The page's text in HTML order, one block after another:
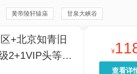
黄帝陵轩辕庙 甘泉大峡谷
大唐不夜城
塔北广场 乾陵 大雁塔
+北京知青旧
2+1VIP头等舱
¥
查看详